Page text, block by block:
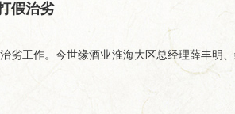
假治劣
工作。今世缘酒业淮海大区总经理薛丰明、